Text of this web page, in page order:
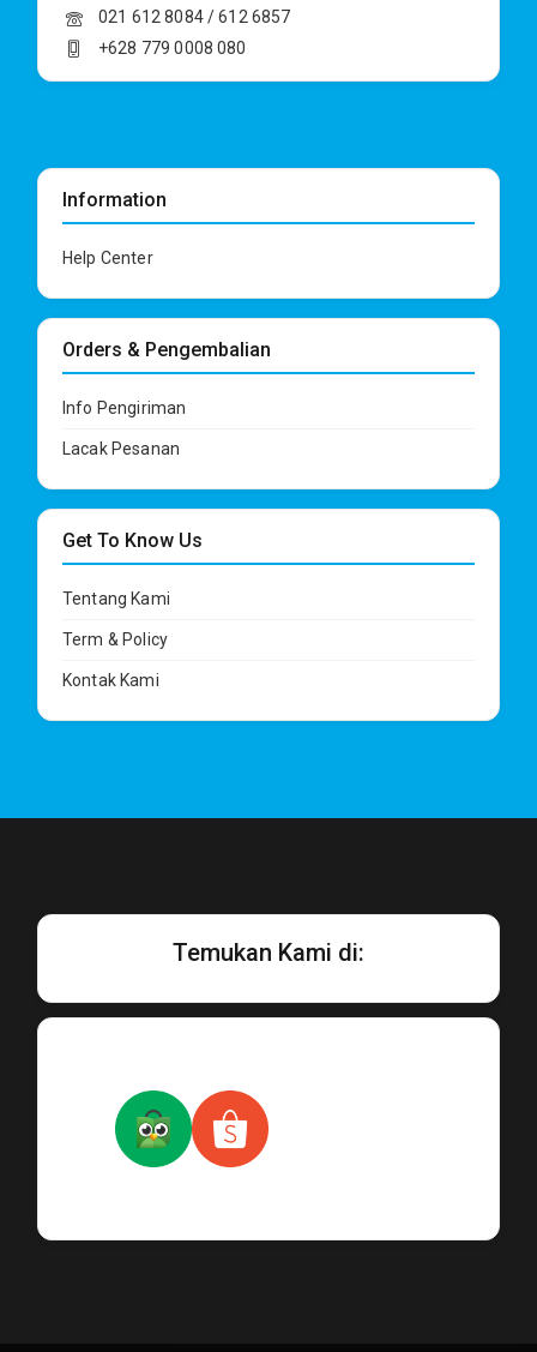
021 612 8084 / 612 6857
+628 779 0008 080
Information
Help Center
Orders & Pengembalian
Info Pengiriman
Lacak Pesanan
Get To Know Us
Tentang Kami
Term & Policy
Kontak Kami
Temukan Kami di: